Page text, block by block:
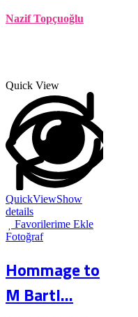
Nazif Topçuoğlu
Quick View
QuickViewShow
details
Favorilerime Ekle
Fotoğraf
Hommage to
M Bartl...